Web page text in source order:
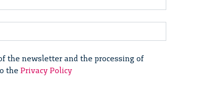
the newsletter and the processing of
the Privacy Policy